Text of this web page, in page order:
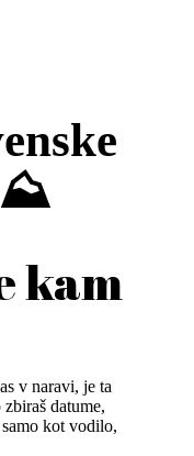
⛰️
kam
v naravi, je ta
datume,
kot vodilo,